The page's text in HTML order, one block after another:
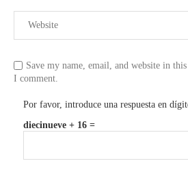
Save my name, email, and website in
I comment.
Por favor, introduce una respuesta en
diecinueve + 16 =